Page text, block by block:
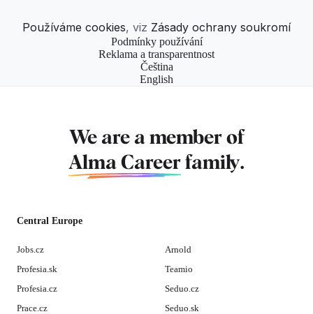
Používáme cookies, viz Zásady ochrany soukromí
Podmínky používání
Reklama a transparentnost
Čeština
English
We are a member of
Alma Career family.
Central Europe
Jobs.cz
Profesia.sk
Profesia.cz
Prace.cz
Arnold
Teamio
Seduo.cz
Seduo.sk